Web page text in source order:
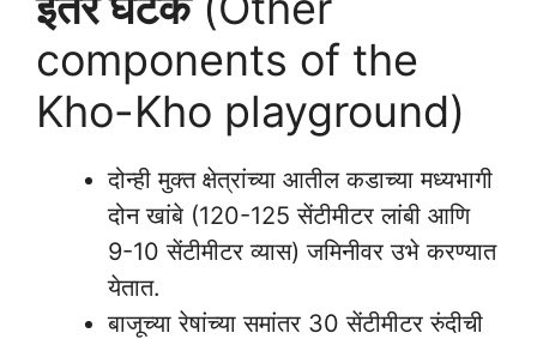
components of the
Kho-Kho playground)
दोन्ही मुक्त क्षेत्रांच्या आतील कडाच्या मध्यभागी
दोन खांबे (120-125 सेंटीमीटर लांबी आणि
9-10 सेंटीमीटर व्यास) जमिनीवर उभे करण्यात
येतात.
बाजूच्या रेषांच्या समांतर 30 सेंटीमीटर रुंदीची